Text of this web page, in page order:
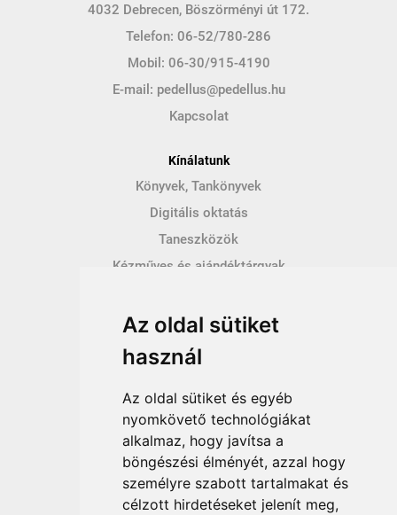
Az oldal sütiket
használ
Az oldal sütiket és egyéb
nyomkövető technológiákat
alkalmaz, hogy javítsa a
böngészési élményét, azzal hogy
személyre szabott tartalmakat és
célzott hirdetéseket jelenít meg,
4032 Debrecen, Böszörményi út 172.
Telefon: 06-52/780-286
Mobil: 06-30/915-4190
E-mail: pedellus@pedellus.hu
Kapcsolat
Kínálatunk
Könyvek, Tankönyvek
Digitális oktatás
Taneszközök
Kézműves és ajándéktárgyak
Így vásárolhatsz
Vásárlás menete
Vásárlási feltételek
Fizetési feltételek
Szállítási feltételek
Adatvédelem
Impresszum